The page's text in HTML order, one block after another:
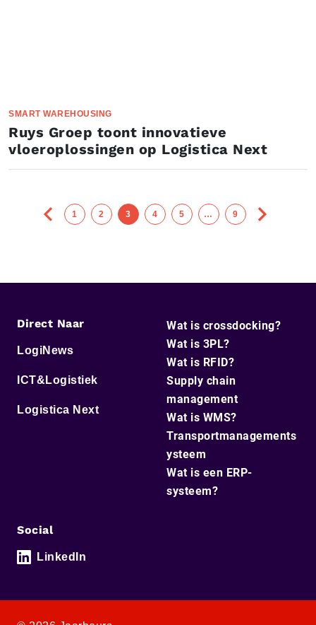
SMART WAREHOUSING
Ruys Groep toont innovatieve
vloeroplossingen op Logistica Next
1 2 3 4 5 … 9
Direct Naar
LogiNews
ICT&Logistiek
Logistica Next
Wat is crossdocking?
Wat is 3PL?
Wat is RFID?
Supply chain
management
Wat is WMS?
Transportmanagements
ysteem
Wat is een ERP-
systeem?
Social
LinkedIn